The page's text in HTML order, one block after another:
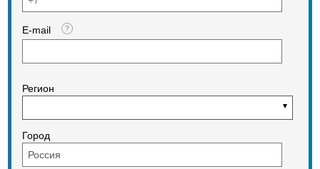
E-mail
Регион
Город